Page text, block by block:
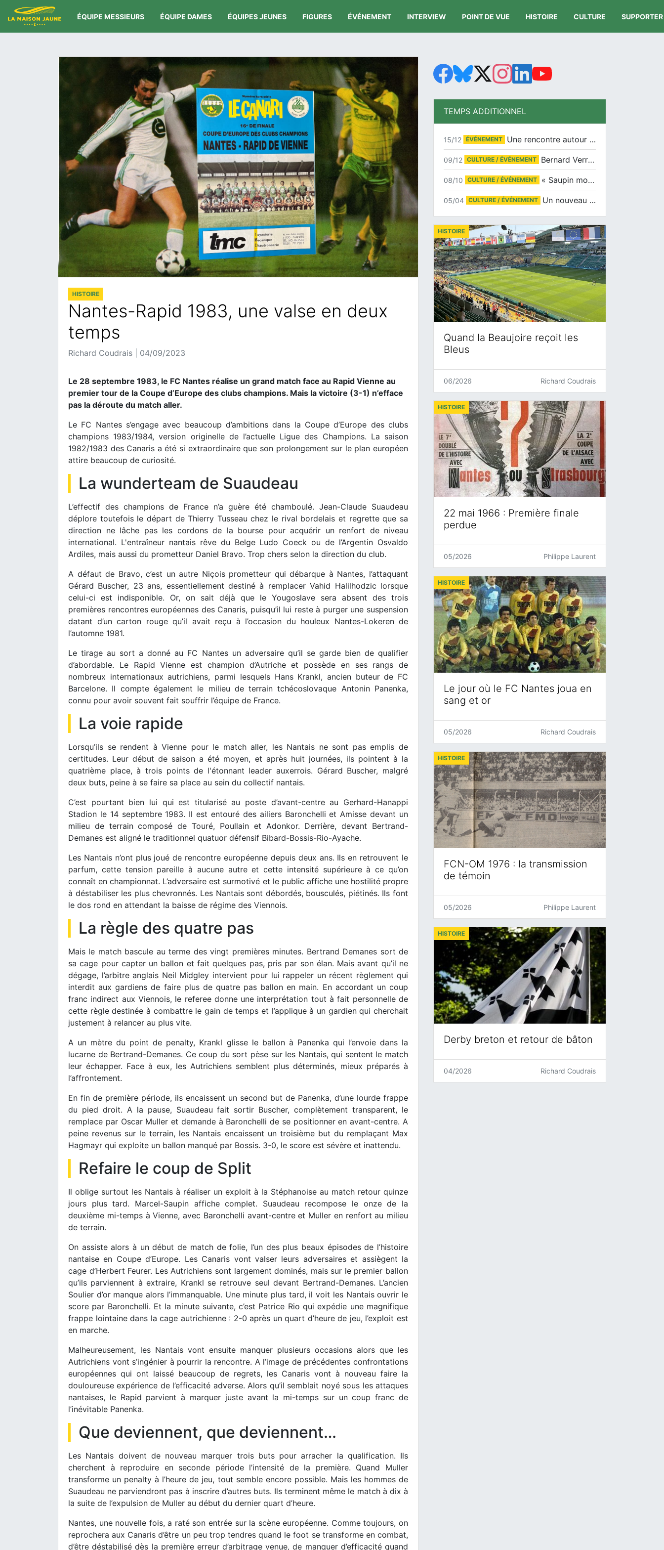
ÉQUIPE MESSIEURS ÉQUIPE DAMES ÉQUIPES JEUNES FIGURES ÉVÉNEMENT INTERVIEW POINT DE VUE HISTOIRE CULTURE SUPPORTER
HISTOIRE
Nantes-Rapid 1983, une valse en deux
temps
Richard Coudrais | 04/09/2023
Le 28 septembre 1983, le FC Nantes réalise un grand match face au Rapid Vienne au
premier tour de la Coupe d’Europe des clubs champions. Mais la victoire (3-1) n’efface
pas la déroute du match aller.
Le FC Nantes s’engage avec beaucoup d’ambitions dans la Coupe d’Europe des clubs
champions 1983/1984, version originelle de l’actuelle Ligue des Champions. La saison
1982/1983 des Canaris a été si extraordinaire que son prolongement sur le plan européen
attire beaucoup de curiosité.
La wunderteam de Suaudeau
L’effectif des champions de France n’a guère été chamboulé. Jean-Claude Suaudeau
déplore toutefois le départ de Thierry Tusseau chez le rival bordelais et regrette que sa
direction ne lâche pas les cordons de la bourse pour acquérir un renfort de niveau
international. L'entraîneur nantais rêve du Belge Ludo Coeck ou de l’Argentin Osvaldo
Ardiles, mais aussi du prometteur Daniel Bravo. Trop chers selon la direction du club.
A défaut de Bravo, c’est un autre Niçois prometteur qui débarque à Nantes, l’attaquant
Gérard Buscher, 23 ans, essentiellement destiné à remplacer Vahid Halilhodzic lorsque
celui-ci est indisponible. Or, on sait déjà que le Yougoslave sera absent des trois
premières rencontres européennes des Canaris, puisqu’il lui reste à purger une suspension
datant d’un carton rouge qu’il avait reçu à l’occasion du houleux Nantes-Lokeren de
l’automne 1981.
Le tirage au sort a donné au FC Nantes un adversaire qu’il se garde bien de qualifier
d’abordable. Le Rapid Vienne est champion d’Autriche et possède en ses rangs de
nombreux internationaux autrichiens, parmi lesquels Hans Krankl, ancien buteur de FC
Barcelone. Il compte également le milieu de terrain tchécoslovaque Antonin Panenka,
connu pour avoir souvent fait souffrir l’équipe de France.
La voie rapide
Lorsqu’ils se rendent à Vienne pour le match aller, les Nantais ne sont pas emplis de
certitudes. Leur début de saison a été moyen, et après huit journées, ils pointent à la
quatrième place, à trois points de l'étonnant leader auxerrois. Gérard Buscher, malgré
deux buts, peine à se faire sa place au sein du collectif nantais.
C’est pourtant bien lui qui est titularisé au poste d’avant-centre au Gerhard-Hanappi
Stadion le 14 septembre 1983. Il est entouré des ailiers Baronchelli et Amisse devant un
milieu de terrain composé de Touré, Poullain et Adonkor. Derrière, devant Bertrand-
Demanes est aligné le traditionnel quatuor défensif Bibard-Bossis-Rio-Ayache.
Les Nantais n’ont plus joué de rencontre européenne depuis deux ans. Ils en retrouvent le
parfum, cette tension pareille à aucune autre et cette intensité supérieure à ce qu’on
connaît en championnat. L’adversaire est surmotivé et le public affiche une hostilité propre
à déstabiliser les plus chevronnés. Les Nantais sont débordés, bousculés, piétinés. Ils font
le dos rond en attendant la baisse de régime des Viennois.
La règle des quatre pas
Mais le match bascule au terme des vingt premières minutes. Bertrand Demanes sort de
sa cage pour capter un ballon et fait quelques pas, pris par son élan. Mais avant qu’il ne
dégage, l’arbitre anglais Neil Midgley intervient pour lui rappeler un récent règlement qui
interdit aux gardiens de faire plus de quatre pas ballon en main. En accordant un coup
franc indirect aux Viennois, le referee donne une interprétation tout à fait personnelle de
cette règle destinée à combattre le gain de temps et l’applique à un gardien qui cherchait
justement à relancer au plus vite.
A un mètre du point de penalty, Krankl glisse le ballon à Panenka qui l’envoie dans la
lucarne de Bertrand-Demanes. Ce coup du sort pèse sur les Nantais, qui sentent le match
leur échapper. Face à eux, les Autrichiens semblent plus déterminés, mieux préparés à
l’affrontement.
En fin de première période, ils encaissent un second but de Panenka, d’une lourde frappe
du pied droit. A la pause, Suaudeau fait sortir Buscher, complètement transparent, le
remplace par Oscar Muller et demande à Baronchelli de se positionner en avant-centre. A
peine revenus sur le terrain, les Nantais encaissent un troisième but du remplaçant Max
Hagmayr qui exploite un ballon manqué par Bossis. 3-0, le score est sévère et inattendu.
Refaire le coup de Split
Il oblige surtout les Nantais à réaliser un exploit à la Stéphanoise au match retour quinze
jours plus tard. Marcel-Saupin affiche complet. Suaudeau recompose le onze de la
deuxième mi-temps à Vienne, avec Baronchelli avant-centre et Muller en renfort au milieu
de terrain.
On assiste alors à un début de match de folie, l’un des plus beaux épisodes de l’histoire
nantaise en Coupe d’Europe. Les Canaris vont valser leurs adversaires et assiègent la
cage d’Herbert Feurer. Les Autrichiens sont largement dominés, mais sur le premier ballon
qu’ils parviennent à extraire, Krankl se retrouve seul devant Bertrand-Demanes. L’ancien
Soulier d’or manque alors l’immanquable. Une minute plus tard, il voit les Nantais ouvrir le
score par Baronchelli. Et la minute suivante, c’est Patrice Rio qui expédie une magnifique
frappe lointaine dans la cage autrichienne : 2-0 après un quart d’heure de jeu, l’exploit est
en marche.
Malheureusement, les Nantais vont ensuite manquer plusieurs occasions alors que les
Autrichiens vont s’ingénier à pourrir la rencontre. A l’image de précédentes confrontations
européennes qui ont laissé beaucoup de regrets, les Canaris vont à nouveau faire la
douloureuse expérience de l’efficacité adverse. Alors qu’il semblait noyé sous les attaques
nantaises, le Rapid parvient à marquer juste avant la mi-temps sur un coup franc de
l’inévitable Panenka.
Que deviennent, que deviennent…
Les Nantais doivent de nouveau marquer trois buts pour arracher la qualification. Ils
cherchent à reproduire en seconde période l’intensité de la première. Quand Muller
transforme un penalty à l’heure de jeu, tout semble encore possible. Mais les hommes de
Suaudeau ne parviendront pas à inscrire d’autres buts. Ils terminent même le match à dix à
la suite de l’expulsion de Muller au début du dernier quart d’heure.
Nantes, une nouvelle fois, a raté son entrée sur la scène européenne. Comme toujours, on
reprochera aux Canaris d’être un peu trop tendres quand le foot se transforme en combat,
d’être déstabilisé dès la première erreur d’arbitrage venue, de manquer d’efficacité quand
TEMPS ADDITIONNEL
15/12 ÉVÉNEMENT Une rencontre autour de Jean-Claude Suaudeau
09/12 CULTURE / ÉVÉNEMENT Bernard Verret en dédicaces le samedi 13 décembre à l’Espace Culturel Atlantis
08/10 CULTURE / ÉVÉNEMENT « Saupin mon amour » au salon du livre de Trentemoult
05/04 CULTURE / ÉVÉNEMENT Un nouveau tirage pour le Docu-BD
Quand la Beaujoire reçoit les
Bleus
HISTOIRE
06/2026 Richard Coudrais
22 mai 1966 : Première finale
perdue
HISTOIRE
05/2026 Philippe Laurent
Le jour où le FC Nantes joua en
sang et or
HISTOIRE
05/2026 Richard Coudrais
FCN-OM 1976 : la transmission
de témoin
HISTOIRE
05/2026 Philippe Laurent
Derby breton et retour de bâton
HISTOIRE
04/2026 Richard Coudrais